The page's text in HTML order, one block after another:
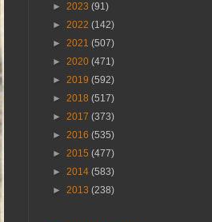
► 2023 (91)
► 2022 (142)
► 2021 (507)
► 2020 (471)
► 2019 (592)
► 2018 (517)
► 2017 (373)
► 2016 (535)
► 2015 (477)
► 2014 (583)
► 2013 (238)